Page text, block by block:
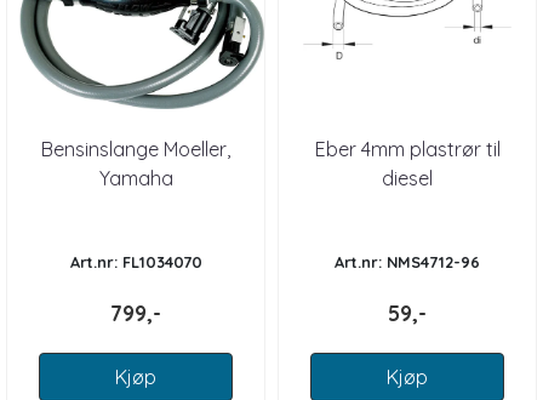
Bensinslange Moeller,
Yamaha
Art.nr: FL1034070
799,-
Kjøp
Eber 4mm plastrør til
diesel
Art.nr: NMS4712-96
59,-
Kjøp